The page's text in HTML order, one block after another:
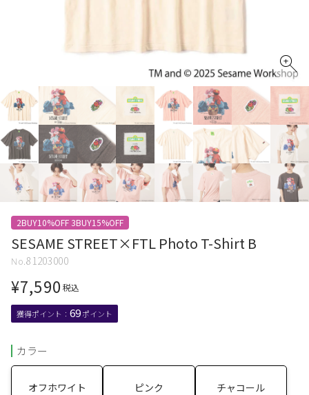
2BUY10%OFF 3BUY15%OFF
SESAME STREET×FTL Photo T-Shirt B
81203000
¥7,590 税込
69
カラー
オフホワイト ピンク チャコール